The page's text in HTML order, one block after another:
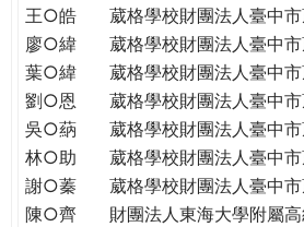
王○皓
葳格學校財團法人臺中
廖○緯
葳格學校財團法人臺中
葉○緯
葳格學校財團法人臺中
劉○恩
葳格學校財團法人臺中
吳○蒳
葳格學校財團法人臺中
林○助
葳格學校財團法人臺中
謝○蓁
葳格學校財團法人臺中
陳○齊
財團法人東海大學附屬